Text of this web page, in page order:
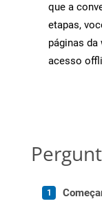
que a
etapas,
páginas da
acesso